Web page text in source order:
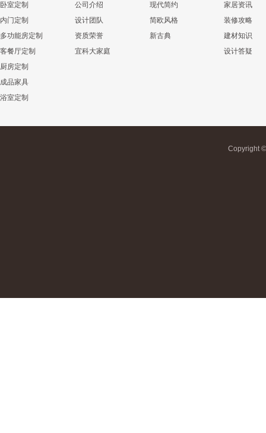
卧室定制
内门定制
多功能房定制
客餐厅定制
厨房定制
成品家具
浴室定制
公司介绍
设计团队
资质荣誉
宜科大家庭
现代简约
简欧风格
新古典
家居资讯
装修攻略
建材知识
设计答疑
Copyright